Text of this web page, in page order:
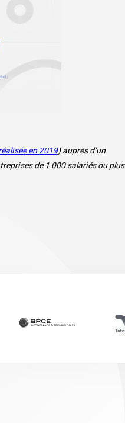
en 2019) auprès d’un
de 1 000 salariés ou plus